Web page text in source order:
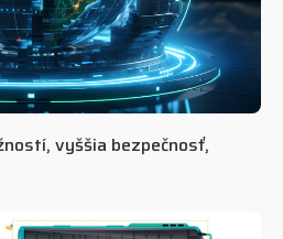
vyššia bezpečnosť,